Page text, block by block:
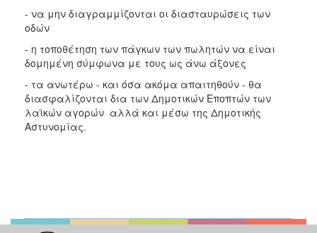
- να μην διαγραμμίζονται οι διασταυρώσεις των
οδών
- η τοποθέτηση των πάγκων των πωλητών να είναι
δομημένη σύμφωνα με τους ως άνω άξονες
- τα ανωτέρω - και όσα ακόμα απαιτηθούν - θα
διασφαλίζονται δια των Δημοτικών Εποπτών των
λαϊκών αγορών αλλά και μέσω της Δημοτικής
Αστυνομίας.